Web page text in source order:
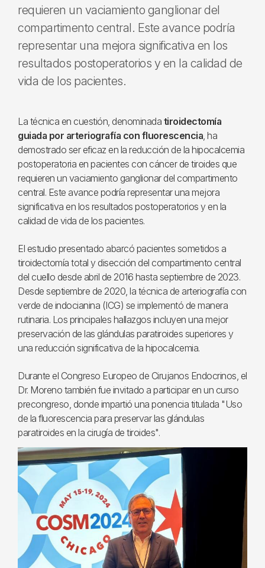
requieren un vaciamiento ganglionar del
compartimento central. Este avance podría
representar una mejora significativa en los
resultados postoperatorios y en la calidad de
vida de los pacientes.
La técnica en cuestión, denominada tiroidectomía
guiada por arteriografía con fluorescencia, ha
demostrado ser eficaz en la reducción de la hipocalcemia
postoperatoria en pacientes con cáncer de tiroides que
requieren un vaciamiento ganglionar del compartimento
central. Este avance podría representar una mejora
significativa en los resultados postoperatorios y en la
calidad de vida de los pacientes.
El estudio presentado abarcó pacientes sometidos a
tiroidectomía total y disección del compartimento central
del cuello desde abril de 2016 hasta septiembre de 2023.
Desde septiembre de 2020, la técnica de arteriografía con
verde de indocianina (ICG) se implementó de manera
rutinaria. Los principales hallazgos incluyen una mejor
preservación de las glándulas paratiroides superiores y
una reducción significativa de la hipocalcemia.
Durante el Congreso Europeo de Cirujanos Endocrinos, el
Dr. Moreno también fue invitado a participar en un curso
precongreso, donde impartió una ponencia titulada "Uso
de la fluorescencia para preservar las glándulas
paratiroides en la cirugía de tiroides".